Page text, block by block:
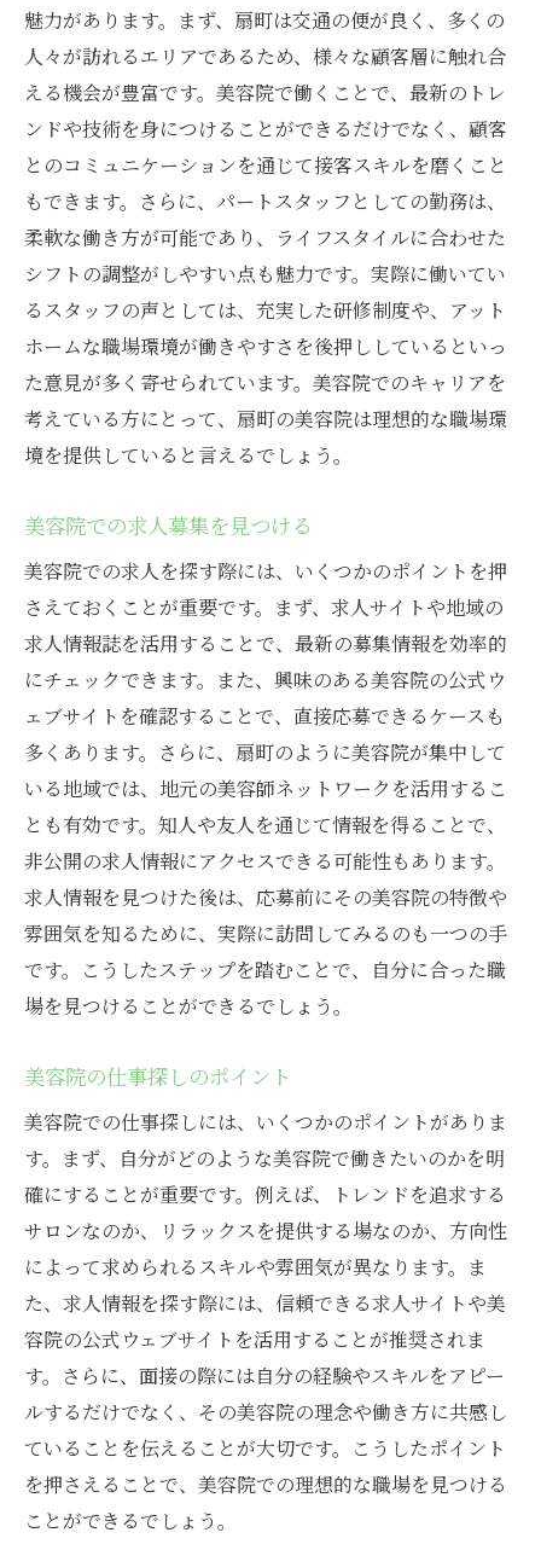
魅力があります。まず、扇町は交通の便が良く、多くの
人々が訪れるエリアであるため、様々な顧客層に触れ合
える機会が豊富です。美容院で働くことで、最新のトレ
ンドや技術を身につけることができるだけでなく、顧客
とのコミュニケーションを通じて接客スキルを磨くこと
もできます。さらに、パートスタッフとしての勤務は、
柔軟な働き方が可能であり、ライフスタイルに合わせた
シフトの調整がしやすい点も魅力です。実際に働いてい
るスタッフの声としては、充実した研修制度や、アット
ホームな職場環境が働きやすさを後押ししているといっ
た意見が多く寄せられています。美容院でのキャリアを
考えている方にとって、扇町の美容院は理想的な職場環
境を提供していると言えるでしょう。
美容院での求人募集を見つける
美容院での求人を探す際には、いくつかのポイントを押
さえておくことが重要です。まず、求人サイトや地域の
求人情報誌を活用することで、最新の募集情報を効率的
にチェックできます。また、興味のある美容院の公式ウ
ェブサイトを確認することで、直接応募できるケースも
多くあります。さらに、扇町のように美容院が集中して
いる地域では、地元の美容師ネットワークを活用するこ
とも有効です。知人や友人を通じて情報を得ることで、
非公開の求人情報にアクセスできる可能性もあります。
求人情報を見つけた後は、応募前にその美容院の特徴や
雰囲気を知るために、実際に訪問してみるのも一つの手
です。こうしたステップを踏むことで、自分に合った職
場を見つけることができるでしょう。
美容院の仕事探しのポイント
美容院での仕事探しには、いくつかのポイントがありま
す。まず、自分がどのような美容院で働きたいのかを明
確にすることが重要です。例えば、トレンドを追求する
サロンなのか、リラックスを提供する場なのか、方向性
によって求められるスキルや雰囲気が異なります。ま
た、求人情報を探す際には、信頼できる求人サイトや美
容院の公式ウェブサイトを活用することが推奨されま
す。さらに、面接の際には自分の経験やスキルをアピー
ルするだけでなく、その美容院の理念や働き方に共感し
ていることを伝えることが大切です。こうしたポイント
を押さえることで、美容院での理想的な職場を見つける
ことができるでしょう。